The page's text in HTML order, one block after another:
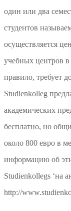
один или два
студентов
осуществляется
учебных центров в
правило, требует
Studienkolleg
академических
бесплатно, но
около 800 евро в
информацию об
Studienkollegs ‘на
http://